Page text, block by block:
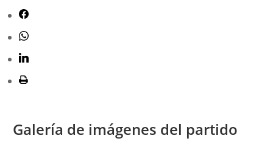
Galería de imágenes del partido